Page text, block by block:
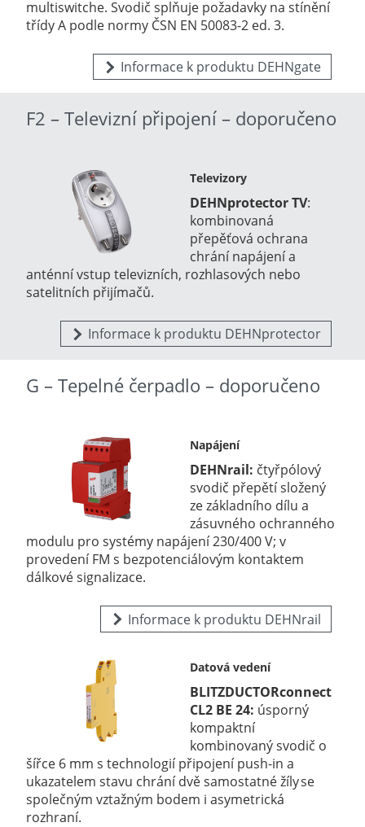
multiswitche. Svodič splňuje požadavky na stínění
třídy A podle normy ČSN EN 50083-2 ed. 3.
Informace k produktu DEHNgate
F2 – Televizní připojení – doporučeno
Televizory
DEHNprotector TV:
kombinovaná
přepěťová ochrana
chrání napájení a
anténní vstup televizních, rozhlasových nebo
satelitních přijímačů.
Informace k produktu DEHNprotector
G – Tepelné čerpadlo – doporučeno
Napájení
DEHNrail: čtyřpólový
svodič přepětí složený
ze základního dílu a
zásuvného ochranného
modulu pro systémy napájení 230/400 V; v
provedení FM s bezpotenciálovým kontaktem
dálkové signalizace.
Informace k produktu DEHNrail
Datová vedení
BLITZDUCTORconnect
CL2 BE 24: úsporný
kompaktní
kombinovaný svodič o
šířce 6 mm s technologií připojení push-in a
ukazatelem stavu chrání dvě samostatné žíly se
společným vztažným bodem i asymetrická
rozhraní.